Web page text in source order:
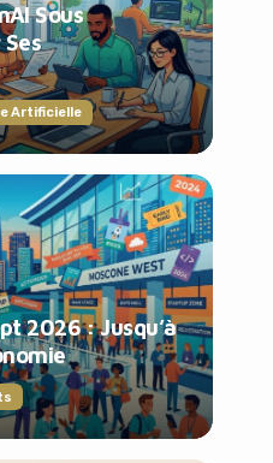
Sous
Artificielle
2026 : Jusqu’à